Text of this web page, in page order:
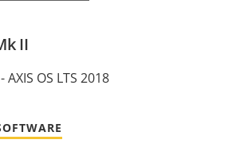
II
OS LTS 2018